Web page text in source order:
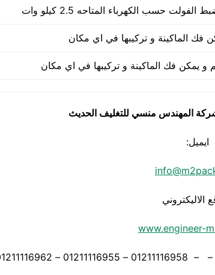
شركة المهندس منسي للتغليف الحديث
ايميل:
الاليكتروني
www.engineer-